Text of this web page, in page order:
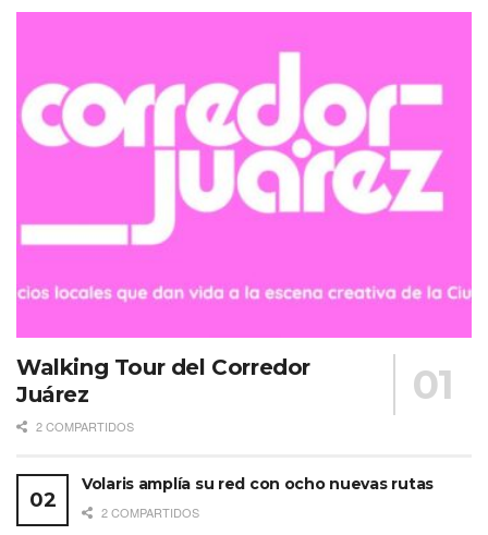
Walking Tour del Corredor
Juárez
2 COMPARTIDOS
Volaris amplía su red con ocho nuevas rutas
2 COMPARTIDOS